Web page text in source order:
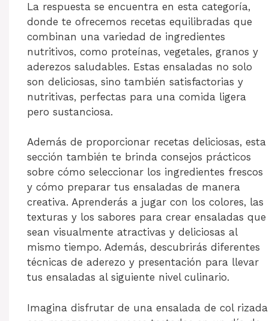
La respuesta se encuentra en esta categoría,
donde te ofrecemos recetas equilibradas que
combinan una variedad de ingredientes
nutritivos, como proteínas, vegetales, granos y
aderezos saludables. Estas ensaladas no solo
son deliciosas, sino también satisfactorias y
nutritivas, perfectas para una comida ligera
pero sustanciosa.
Además de proporcionar recetas deliciosas, esta
sección también te brinda consejos prácticos
sobre cómo seleccionar los ingredientes frescos
y cómo preparar tus ensaladas de manera
creativa. Aprenderás a jugar con los colores, las
texturas y los sabores para crear ensaladas que
sean visualmente atractivas y deliciosas al
mismo tiempo. Además, descubrirás diferentes
técnicas de aderezo y presentación para llevar
tus ensaladas al siguiente nivel culinario.
Imagina disfrutar de una ensalada de col rizada